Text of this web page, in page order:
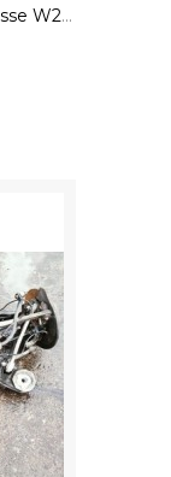
Abgasrohr Mercedes Benz C-Klasse W204